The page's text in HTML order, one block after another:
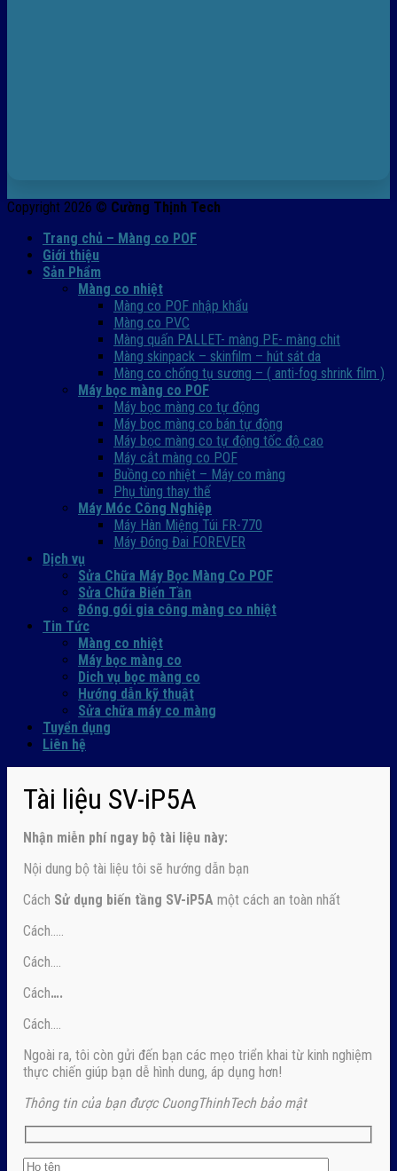
Copyright 2026 © Cường Thịnh Tech
Trang chủ – Màng co POF
Giới thiệu
Sản Phẩm
Màng co nhiệt
Màng co POF nhập khẩu
Màng co PVC
Màng quấn PALLET- màng PE- màng chit
Màng skinpack – skinfilm – hút sát da
Màng co chống tụ sương – ( anti-fog shrink film )
Máy bọc màng co POF
Máy bọc màng co tự động
Máy bọc màng co bán tự động
Máy bọc màng co tự động tốc độ cao
Máy cắt màng co POF
Buồng co nhiệt – Máy co màng
Phụ tùng thay thế
Máy Móc Công Nghiệp
Máy Hàn Miệng Túi FR-770
Máy Đóng Đai FOREVER
Dịch vụ
Sửa Chữa Máy Bọc Màng Co POF
Sửa Chữa Biến Tần
Đóng gói gia công màng co nhiệt
Tin Tức
Màng co nhiệt
Máy bọc màng co
Dich vụ bọc màng co
Hướng dẫn kỹ thuật
Sửa chữa máy co màng
Tuyển dụng
Liên hệ
Tài liệu SV-iP5A
Nhận miễn phí ngay bộ tài liệu này:
Nội dung bộ tài liệu tôi sẽ hướng dẫn bạn
Cách Sử dụng biến tầng SV-iP5A một cách an toàn nhất
Cách…..
Cách….
Cách….
Cách….
Ngoài ra, tôi còn gửi đến bạn các mẹo triển khai từ kinh nghiệm
thực chiến giúp bạn dễ hình dung, áp dụng hơn!
Thông tin của bạn được CuongThinhTech bảo mật